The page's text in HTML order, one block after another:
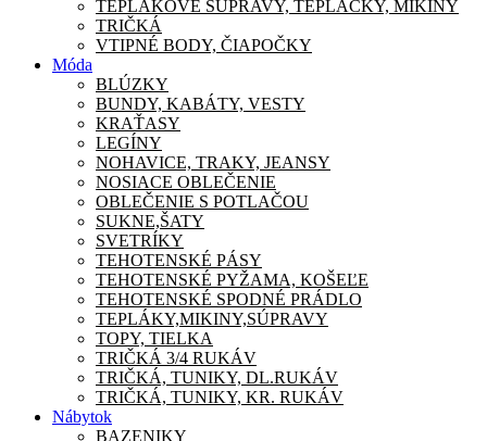
TEPLÁKOVÉ SÚPRAVY, TEPLÁČKY, MIKINY
TRIČKÁ
VTIPNÉ BODY, ČIAPOČKY
Móda
BLÚZKY
BUNDY, KABÁTY, VESTY
KRAŤASY
LEGÍNY
NOHAVICE, TRAKY, JEANSY
NOSIACE OBLEČENIE
OBLEČENIE S POTLAČOU
SUKNE,ŠATY
SVETRÍKY
TEHOTENSKÉ PÁSY
TEHOTENSKÉ PYŽAMA, KOŠEĽE
TEHOTENSKÉ SPODNÉ PRÁDLO
TEPLÁKY,MIKINY,SÚPRAVY
TOPY, TIELKA
TRIČKÁ 3/4 RUKÁV
TRIČKÁ, TUNIKY, DL.RUKÁV
TRIČKÁ, TUNIKY, KR. RUKÁV
Nábytok
BAZENIKY